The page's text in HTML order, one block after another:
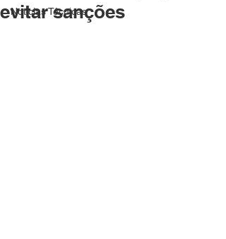
Notícias Técnicas
evitar sanções